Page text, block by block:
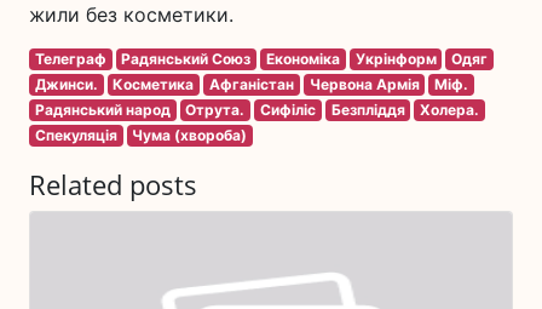
жили без косметики.
Телеграф Радянський Союз Економіка Укрінформ
Одяг
Джинси.
Косметика Афганістан Червона Армія
Міф.
Радянський народ
Отрута. Сифіліс Безпліддя
Холера.
Спекуляція
Чума (хвороба)
Related posts